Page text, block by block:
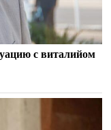
с виталийом